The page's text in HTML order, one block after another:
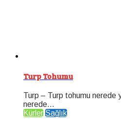
Turp Tohumu
Turp – Turp tohumu nerede
nerede...
Kürler Sağlık